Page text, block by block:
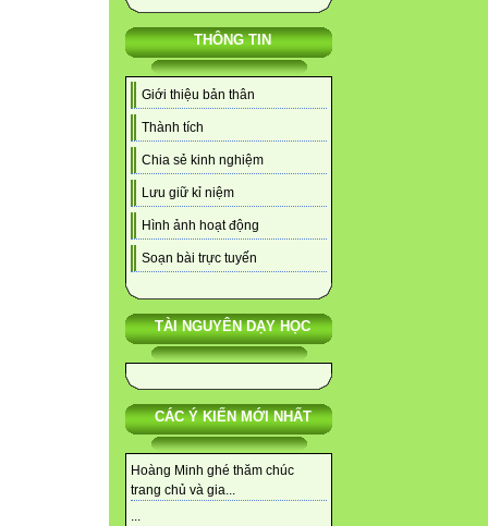
THÔNG TIN
Giới thiệu bản thân
Thành tích
Chia sẻ kinh nghiệm
Lưu giữ kỉ niệm
Hình ảnh hoạt động
Soạn bài trực tuyến
TÀI NGUYÊN DẠY HỌC
CÁC Ý KIẾN MỚI NHẤT
Hoàng Minh ghé thăm chúc
trang chủ và gia...
...